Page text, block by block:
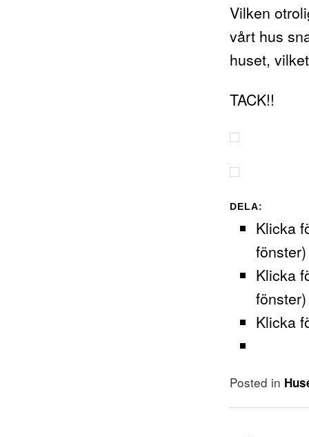
Vilken
vårt hus
huset,
TACK!!
DELA:
Klicka
fönster)
Klicka
fönster)
Klicka
Posted in